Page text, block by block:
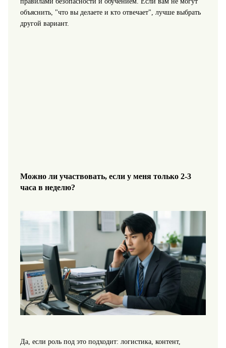
объяснить, "что вы делаете и кто отвечает", лучше выбрать
другой вариант.
Можно ли участвовать, если у меня только 2-3
часа в неделю?
Да, если роль под это подходит: логистика, контент,